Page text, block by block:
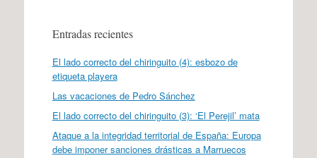
Entradas recientes
El lado correcto del chiringuito (4): esbozo de
etiqueta playera
Las vacaciones de Pedro Sánchez
El lado correcto del chiringuito (3): ‘El Perejil’ mata
Ataque a la integridad territorial de España: Europa
debe imponer sanciones drásticas a Marruecos